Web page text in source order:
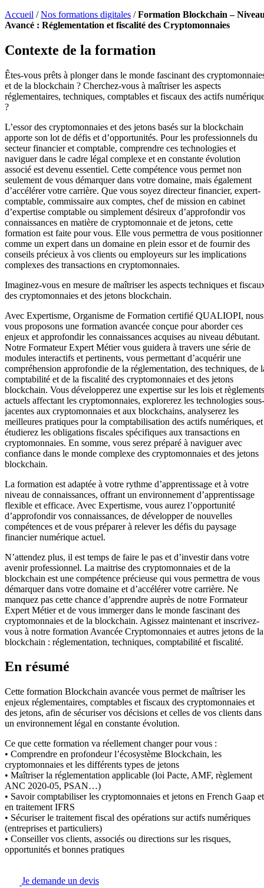
Accueil /Nos formations digitales /Formation Blockchain –
Avancé : Réglementation et fiscalité des Cryptomonnaies
Contexte de la formation
Êtes-vous prêts à plonger dans le monde fascinant des
et de la blockchain ? Cherchez-vous à maîtriser les aspects
réglementaires, techniques, comptables et fiscaux des actifs
?
L’essor des cryptomonnaies et des jetons basés sur la blockchain
apporte son lot de défis et d’opportunités. Pour les professionnels du
secteur financier et comptable, comprendre ces technologies et
naviguer dans le cadre légal complexe et en constante évolution
associé est devenu essentiel. Cette compétence vous permet non
seulement de vous démarquer dans votre domaine, mais également
d’accélérer votre carrière. Que vous soyez directeur financier, expert-
comptable, commissaire aux comptes, chef de mission en cabinet
d’expertise comptable ou simplement désireux d’approfondir vos
connaissances en matière de cryptomonnaie et de jetons, cette
formation est faite pour vous. Elle vous permettra de vous positionner
comme un expert dans un domaine en plein essor et de fournir des
conseils précieux à vos clients ou employeurs sur les implications
complexes des transactions en cryptomonnaies.
Imaginez-vous en mesure de maîtriser les aspects techniques et
des cryptomonnaies et des jetons blockchain.
Avec Expertisme, Organisme de Formation certifié QUALIOPI, nous
vous proposons une formation avancée conçue pour aborder ces
enjeux et approfondir les connaissances acquises au niveau débutant.
Notre Formateur Expert Métier vous guidera à travers une série de
modules interactifs et pertinents, vous permettant d’acquérir une
compréhension approfondie de la réglementation, des techniques, de
comptabilité et de la fiscalité des cryptomonnaies et des jetons
blockchain. Vous développerez une expertise sur les lois et règlements
actuels affectant les cryptomonnaies, explorerez les technologies sous-
jacentes aux cryptomonnaies et aux blockchains, analyserez les
meilleures pratiques pour la comptabilisation des actifs numériques, et
étudierez les obligations fiscales spécifiques aux transactions en
cryptomonnaies. En somme, vous serez préparé à naviguer avec
confiance dans le monde complexe des cryptomonnaies et des jetons
blockchain.
La formation est adaptée à votre rythme d’apprentissage et à votre
niveau de connaissances, offrant un environnement d’apprentissage
flexible et efficace. Avec Expertisme, vous aurez l’opportunité
d’approfondir vos connaissances, de développer de nouvelles
compétences et de vous préparer à relever les défis du paysage
financier numérique actuel.
N’attendez plus, il est temps de faire le pas et d’investir dans votre
avenir professionnel. La maitrise des cryptomonnaies et de la
blockchain est une compétence précieuse qui vous permettra de vous
démarquer dans votre domaine et d’accélérer votre carrière. Ne
manquez pas cette chance d’apprendre auprès de notre Formateur
Expert Métier et de vous immerger dans le monde fascinant des
cryptomonnaies et de la blockchain. Agissez maintenant et inscrivez-
vous à notre formation Avancée Cryptomonnaies et autres jetons de la
blockchain : réglementation, techniques, comptabilité et fiscalité.
En résumé
Cette formation Blockchain avancée vous permet de maîtriser les
enjeux réglementaires, comptables et fiscaux des cryptomonnaies et
des jetons, afin de sécuriser vos décisions et celles de vos clients dans
un environnement légal en constante évolution.
Ce que cette formation va réellement changer pour vous :
• Comprendre en profondeur l’écosystème Blockchain, les
cryptomonnaies et les différents types de jetons
• Maîtriser la réglementation applicable (loi Pacte, AMF, règlement
ANC 2020-05, PSAN…)
• Savoir comptabiliser les cryptomonnaies et jetons en French Gaap et
en traitement IFRS
• Sécuriser le traitement fiscal des opérations sur actifs numériques
(entreprises et particuliers)
• Conseiller vos clients, associés ou directions sur les risques,
opportunités et bonnes pratiques
Je demande un devis